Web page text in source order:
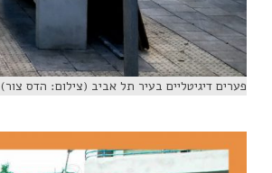
פערים דיגיטליים בעיר תל אביב (צילום: הדס צור)